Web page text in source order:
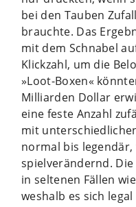
bei den Tauben
brauchte. Das
mit dem Schnabel
Klickzahl, um die
»Loot-Boxen«
Milliarden Dollar
eine feste Anzahl
mit
normal bis
spielverändernd.
in seltenen Fällen
weshalb es sich